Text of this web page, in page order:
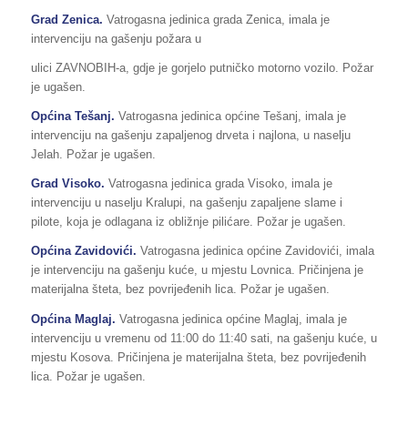
Grad Zenica. Vatrogasna jedinica grada Zenica, imala je
intervenciju na gašenju požara u
ulici ZAVNOBIH-a, gdje je gorjelo putničko motorno vozilo. Požar
je ugašen.
Općina Tešanj. Vatrogasna jedinica općine Tešanj, imala je
intervenciju na gašenju zapaljenog drveta i najlona, u naselju
Jelah. Požar je ugašen.
Grad Visoko. Vatrogasna jedinica grada Visoko, imala je
intervenciju u naselju Kralupi, na gašenju zapaljene slame i
pilote, koja je odlagana iz obližnje pilićare. Požar je ugašen.
Općina Zavidovići. Vatrogasna jedinica općine Zavidovići, imala
je intervenciju na gašenju kuće, u mjestu Lovnica. Pričinjena je
materijalna šteta, bez povrijeđenih lica. Požar je ugašen.
Općina Maglaj. Vatrogasna jedinica općine Maglaj, imala je
intervenciju u vremenu od 11:00 do 11:40 sati, na gašenju kuće, u
mjestu Kosova. Pričinjena je materijalna šteta, bez povrijeđenih
lica. Požar je ugašen.